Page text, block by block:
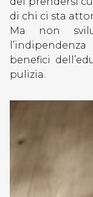
di chi ci sta
Ma non
benefici
pulizia.